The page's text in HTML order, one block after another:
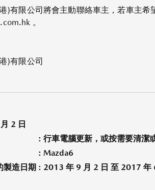
)有限公司將會主動聯絡車主，若車主
。
)有限公司
2 日
: 行車電腦更新，或按需要清潔
: Mazda6
製造日期 : 2013 年 9 月 2 日 至 2017 年